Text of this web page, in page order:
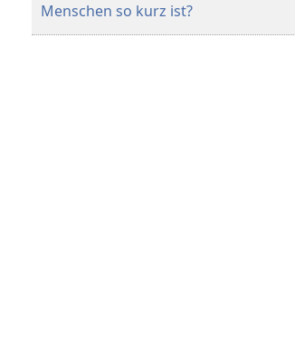
Menschen so kurz ist?